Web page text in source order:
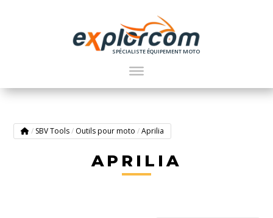
SPÉCIALISTE ÉQUIPEMENT MOTO
/ SBV Tools / Outils pour moto / Aprilia
APRILIA